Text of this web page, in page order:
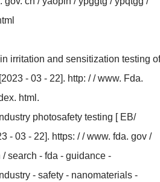
irritation and sensitization testing
- 03 - 22]. http: / / www. Fda.
html.
photosafety testing [ EB/
- 03 - 22]. https: / / www. fda. gov /
/ search - fda - guidance -
- safety - nanomaterials -